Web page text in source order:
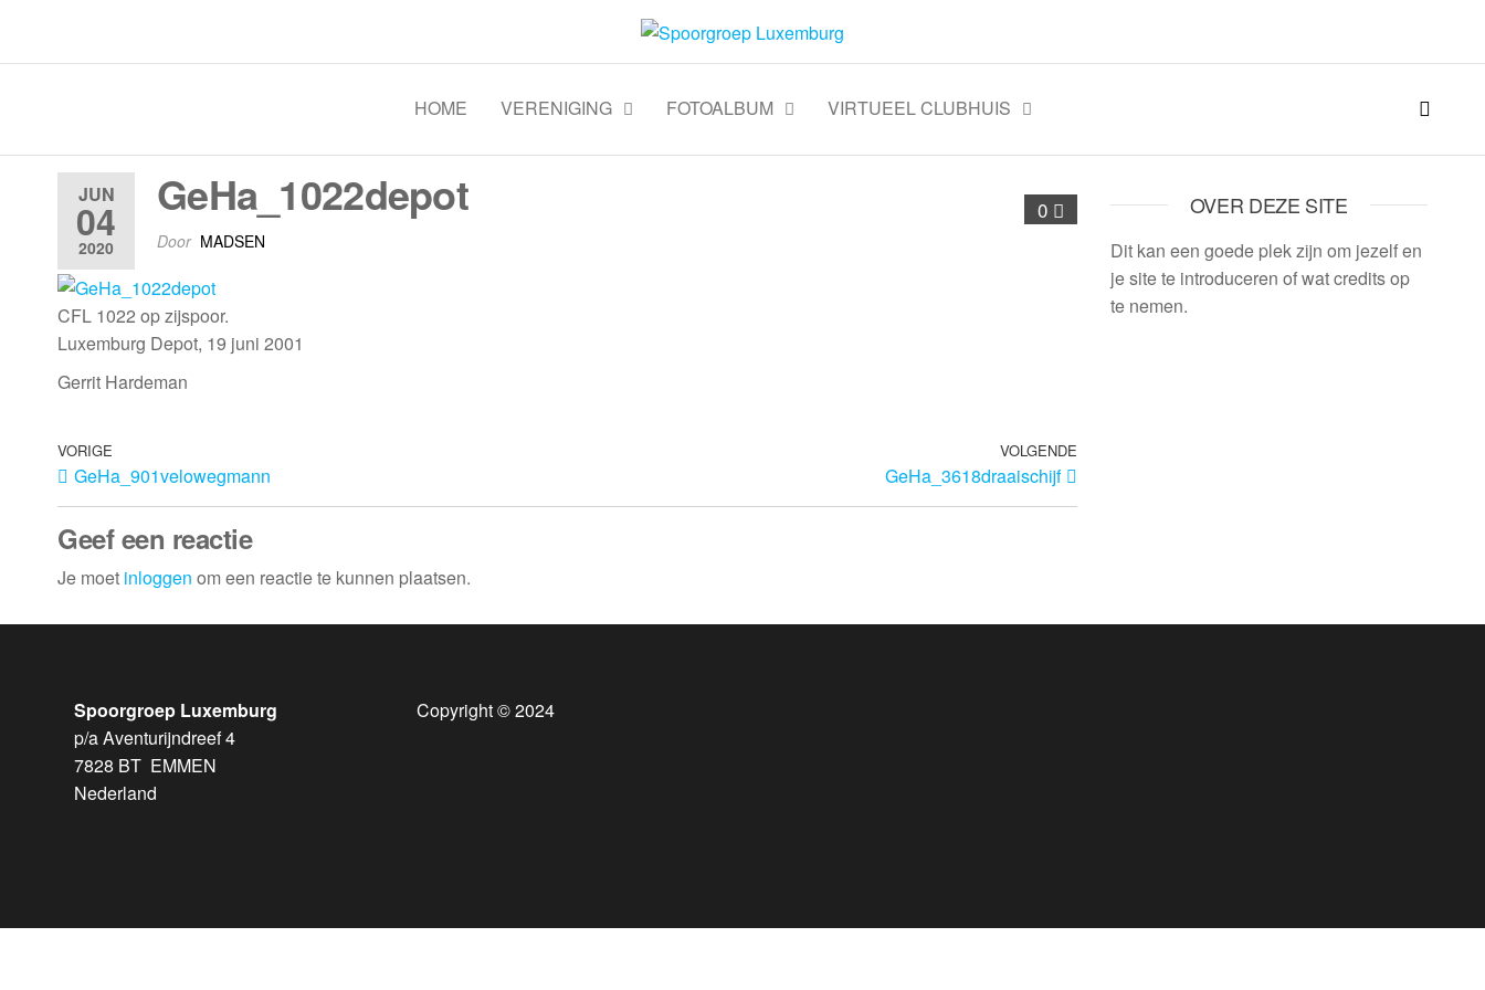
Spoorgroep Luxemburg
HOME VERENIGING FOTOALBUM VIRTUEEL CLUBHUIS
JUN
04
2020
0
GeHa_1022depot
Door MADSEN
CFL 1022 op zijspoor.
Luxemburg Depot, 19 juni 2001
Gerrit Hardeman
VORIGE
GeHa_901velowegmann
VOLGENDE
GeHa_3618draaischijf
Geef een reactie
Je moet inloggen om een reactie te kunnen plaatsen.
OVER DEZE SITE
Dit kan een goede plek zijn om jezelf en
je site te introduceren of wat credits op
te nemen.
Spoorgroep Luxemburg
p/a Aventurijndreef 4
7828 BT EMMEN
Nederland
Copyright © 2024